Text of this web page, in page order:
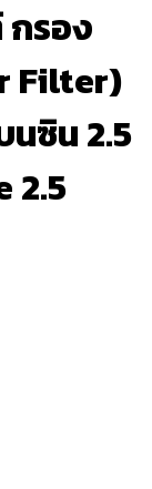
กรอง
Filter)
นซิน 2.5
2.5